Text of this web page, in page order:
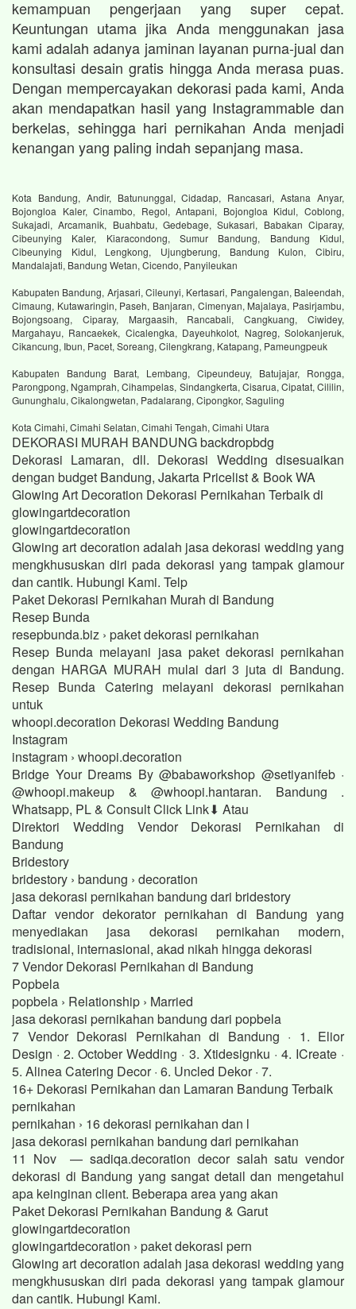
kemampuan pengerjaan yang super cepat.
Keuntungan utama jika Anda menggunakan jasa
kami adalah adanya jaminan layanan purna-jual dan
konsultasi desain gratis hingga Anda merasa puas.
Dengan mempercayakan dekorasi pada kami, Anda
akan mendapatkan hasil yang Instagrammable dan
berkelas, sehingga hari pernikahan Anda menjadi
kenangan yang paling indah sepanjang masa.
Kota Bandung, Andir, Batununggal, Cidadap, Rancasari, Astana Anyar,
Bojongloa Kaler, Cinambo, Regol, Antapani, Bojongloa Kidul, Coblong,
Sukajadi, Arcamanik, Buahbatu, Gedebage, Sukasari, Babakan Ciparay,
Cibeunying Kaler, Kiaracondong, Sumur Bandung, Bandung Kidul,
Cibeunying Kidul, Lengkong, Ujungberung, Bandung Kulon, Cibiru,
Mandalajati, Bandung Wetan, Cicendo, Panyileukan
Kabupaten Bandung, Arjasari, Cileunyi, Kertasari, Pangalengan, Baleendah,
Cimaung, Kutawaringin, Paseh, Banjaran, Cimenyan, Majalaya, Pasirjambu,
Bojongsoang, Ciparay, Margaasih, Rancabali, Cangkuang, Ciwidey,
Margahayu, Rancaekek, Cicalengka, Dayeuhkolot, Nagreg, Solokanjeruk,
Cikancung, Ibun, Pacet, Soreang, Cilengkrang, Katapang, Pameungpeuk
Kabupaten Bandung Barat, Lembang, Cipeundeuy, Batujajar, Rongga,
Parongpong, Ngamprah, Cihampelas, Sindangkerta, Cisarua, Cipatat, Cililin,
Gununghalu, Cikalongwetan, Padalarang, Cipongkor, Saguling
Kota Cimahi, Cimahi Selatan, Cimahi Tengah, Cimahi Utara
DEKORASI MURAH BANDUNG backdropbdg
Dekorasi Lamaran, dll. Dekorasi Wedding disesuaikan
dengan budget Bandung, Jakarta Pricelist & Book WA
Glowing Art Decoration Dekorasi Pernikahan Terbaik di
glowingartdecoration
glowingartdecoration
Glowing art decoration adalah jasa dekorasi wedding yang
mengkhususkan diri pada dekorasi yang tampak glamour
dan cantik. Hubungi Kami. Telp
Paket Dekorasi Pernikahan Murah di Bandung
Resep Bunda
resepbunda.biz › paket dekorasi pernikahan
Resep Bunda melayani jasa paket dekorasi pernikahan
dengan HARGA MURAH mulai dari 3 juta di Bandung.
Resep Bunda Catering melayani dekorasi pernikahan
untuk
whoopi.decoration Dekorasi Wedding Bandung
Instagram
instagram › whoopi.decoration
Bridge Your Dreams By @babaworkshop @setiyanifeb ·
@whoopi.makeup & @whoopi.hantaran. Bandung .
Whatsapp, PL & Consult Click Link⬇ Atau
Direktori Wedding Vendor Dekorasi Pernikahan di
Bandung
Bridestory
bridestory › bandung › decoration
jasa dekorasi pernikahan bandung dari bridestory
Daftar vendor dekorator pernikahan di Bandung yang
menyediakan jasa dekorasi pernikahan modern,
tradisional, internasional, akad nikah hingga dekorasi
7 Vendor Dekorasi Pernikahan di Bandung
Popbela
popbela › Relationship › Married
jasa dekorasi pernikahan bandung dari popbela
7 Vendor Dekorasi Pernikahan di Bandung · 1. Elior
Design · 2. October Wedding · 3. Xtidesignku · 4. ICreate ·
5. Alinea Catering Decor · 6. Uncled Dekor · 7.
16+ Dekorasi Pernikahan dan Lamaran Bandung Terbaik
pernikahan
pernikahan › 16 dekorasi pernikahan dan l
jasa dekorasi pernikahan bandung dari pernikahan
11 Nov — sadiqa.decoration decor salah satu vendor
dekorasi di Bandung yang sangat detail dan mengetahui
apa keinginan client. Beberapa area yang akan
Paket Dekorasi Pernikahan Bandung & Garut
glowingartdecoration
glowingartdecoration › paket dekorasi pern
Glowing art decoration adalah jasa dekorasi wedding yang
mengkhususkan diri pada dekorasi yang tampak glamour
dan cantik. Hubungi Kami.